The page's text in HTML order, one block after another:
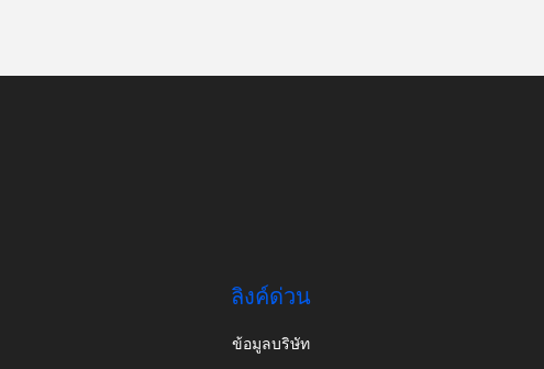
ลิงค์ด่วน
ข้อมูลบริษัท